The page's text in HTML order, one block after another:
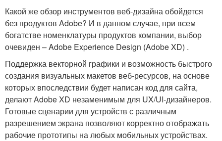
Какой же обзор инструментов веб-дизайна обойдется
без продуктов Adobe? И в данном случае, при всем
богатстве номенклатуры продуктов компании, выбор
очевиден – Adobe Experience Design (Adobe XD) .
Поддержка векторной графики и возможность быстрого
создания визуальных макетов веб-ресурсов, на основе
которых впоследствии будет написан код для сайта,
делают Adobe XD незаменимым для UX/UI-дизайнеров.
Готовые сценарии для устройств с различным
разрешением экрана позволяют корректно отображать
рабочие прототипы на любых мобильных устройствах.